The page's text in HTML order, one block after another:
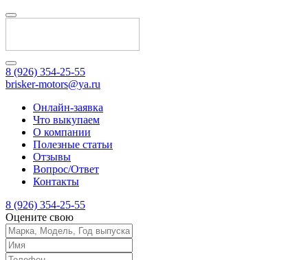
8 (926) 354-25-55
brisker-motors@ya.ru
Онлайн-заявка
Что выкупаем
О компании
Полезные статьи
Отзывы
Вопрос/Ответ
Контакты
8 (926) 354-25-55
Оцените свою